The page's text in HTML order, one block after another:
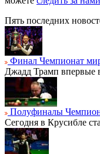
Пять последних
Финал Чемпионат
Джадд Трамп впервые
Полуфиналы
Сегодня в Крусибле